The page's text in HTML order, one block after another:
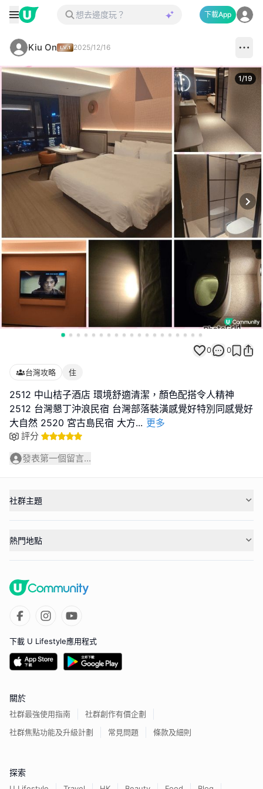
下載App
Kiu On 2025/12/16
1/19
0 0
台灣攻略 住
2512 中山桔子酒店 環境舒適清潔，顏色配搭令人精神
2512 台灣懇丁沖浪民宿 台灣部落裝潢感覺好特別同感覺好
大自然 2520 宮古島民宿 大方... 更多
評分
發表第一個留言...
社群主題
熱門地點
下載 U Lifestyle應用程式
關於
社群最強使用指南
社群創作有價企劃
社群焦點功能及升級計劃
常見問題 條款及細則
探索